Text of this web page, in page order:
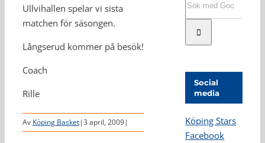
Ullvihallen spelar vi sista
matchen för säsongen.
Långserud kommer på besök!
Coach
Rille
Av Köping Basket|3 april, 2009|
Social
media
Köping Stars
Facebook